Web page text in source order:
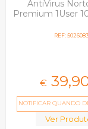
AntiVirus
Premium 1User
REF: 5026083
€ 39,
NOTIFICAR QUANDO
Ver